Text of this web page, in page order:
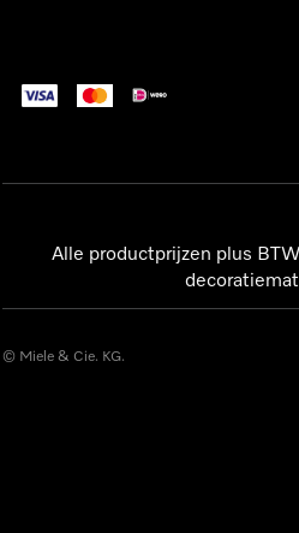
Alle productprijzen plus
© Miele & Cie. KG.